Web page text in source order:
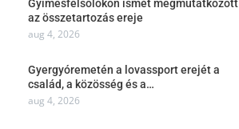
Gyimesfelsőlokon ismét megmutatkozott
az összetartozás ereje
aug 4, 2026
Gyergyóremetén a lovassport erejét a
család, a közösség és a…
aug 4, 2026